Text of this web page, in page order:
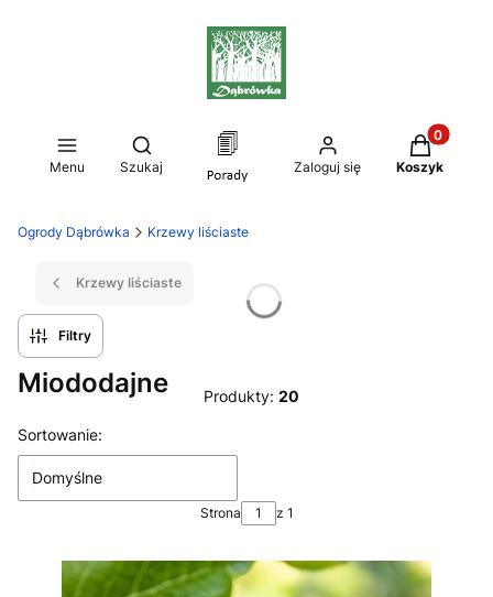
Menu
Otwórz wyszukiwarkę
Szukaj Zaloguj się
Produkty
Koszyk
Ogrody Dąbrówka Krzewy liściaste
Krzewy liściaste
Filtry
Miododajne Produkty: 20
Lista produktów
Sortowanie:
Domyślne
Strona z 1